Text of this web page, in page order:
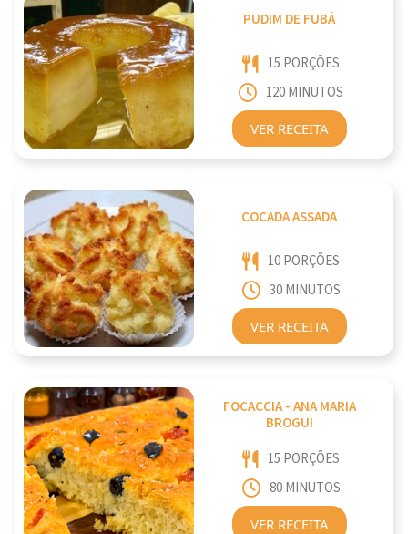
PUDIM DE FUBÁ
15 PORÇÕES
120 MINUTOS
VER RECEITA
COCADA ASSADA
10 PORÇÕES
30 MINUTOS
VER RECEITA
FOCACCIA - ANA MARIA
BROGUI
15 PORÇÕES
80 MINUTOS
VER RECEITA